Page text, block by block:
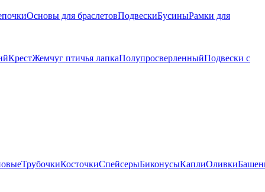
Основы для браслетовПодвескиБусиныРамки для
КрестЖемчуг птичья лапкаПолупросверленныйПодвески с
ТрубочкиКосточкиСпейсерыБиконусыКаплиОливки